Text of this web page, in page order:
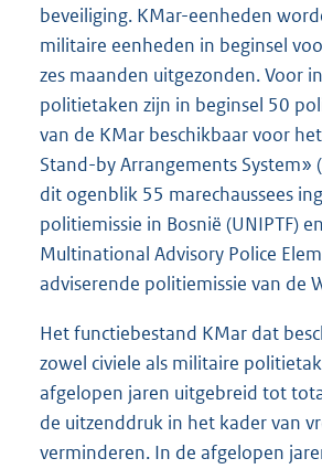
beveiliging. KMar-eenheden
militaire eenheden in beginsel
zes maanden uitgezonden. Voor
politietaken zijn in beginsel 50
van de KMar beschikbaar voor
Stand-by Arrangements System»
dit ogenblik 55 marechaussees
politiemissie in Bosnië (UNIPTF)
Multinational Advisory Police
adviserende politiemissie van de
Het functiebestand KMar dat
zowel civiele als militaire
afgelopen jaren uitgebreid tot
de uitzenddruk in het kader van
verminderen. In de afgelopen